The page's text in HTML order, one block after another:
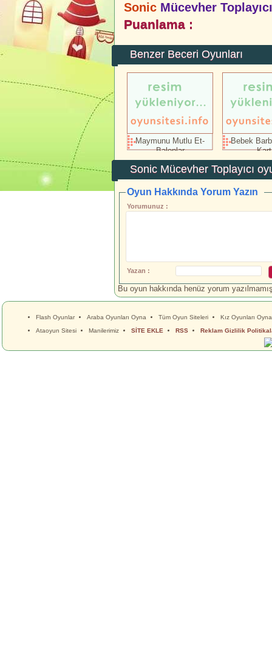
Sonic Mücevher Toplayıcı
Puanlama :
Benzer Beceri Oyunları
Maymunu Mutlu Et-
Balonlar
Bebek
Sonic Mücevher Toplayıcı
Oyun Hakkında Yorum Yazın
Yorumunuz :
Yazan :
Bu oyun hakkında henüz yorum
Flash Oyunlar Araba Oyunları Oyna Tüm Oyun Siteleri
Kız Oyunları Oyna
Ataoyun Sitesi
Manilerimiz SİTE EKLE RSS Reklam Gizlilik